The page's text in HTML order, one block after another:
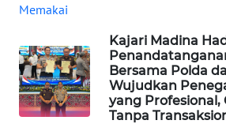
Kajari Madina
Bersama Polda
Wujudkan
yang
Tanpa
NEWS
GARONGGANG
NEWS